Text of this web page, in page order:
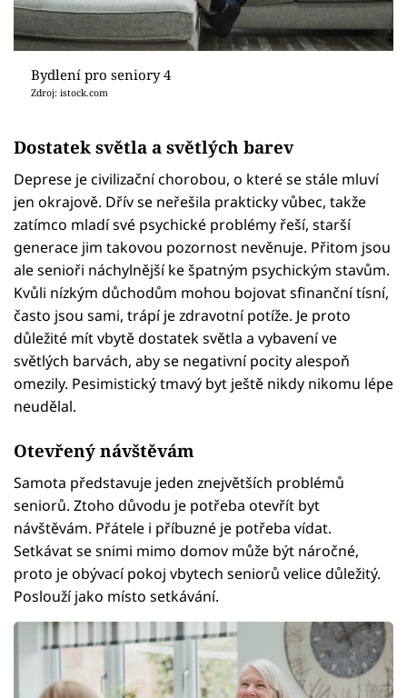
Bydlení pro seniory 4
Zdroj: istock.com
Dostatek světla a světlých barev
Deprese je civilizační chorobou, o které se stále mluví
jen okrajově. Dřív se neřešila prakticky vůbec, takže
zatímco mladí své psychické problémy řeší, starší
generace jim takovou pozornost nevěnuje. Přitom jsou
ale senioři náchylnější ke špatným psychickým stavům.
Kvůli nízkým důchodům mohou bojovat sfinanční tísní,
často jsou sami, trápí je zdravotní potíže. Je proto
důležité mít vbytě dostatek světla a vybavení ve
světlých barvách, aby se negativní pocity alespoň
omezily. Pesimistický tmavý byt ještě nikdy nikomu lépe
neudělal.
Otevřený návštěvám
Samota představuje jeden znejvětších problémů
seniorů. Ztoho důvodu je potřeba otevřít byt
návštěvám. Přátele i příbuzné je potřeba vídat.
Setkávat se snimi mimo domov může být náročné,
proto je obývací pokoj vbytech seniorů velice důležitý.
Poslouží jako místo setkávání.